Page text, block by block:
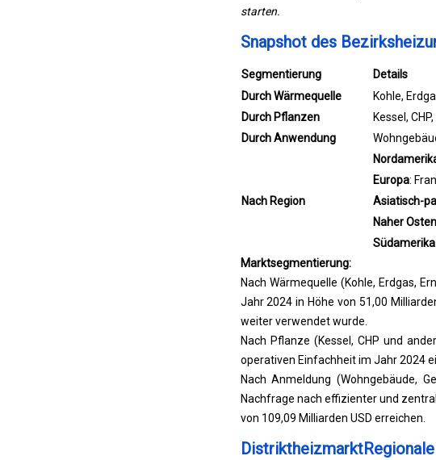
starten.
Snapshot des
Segmentierung
Details
Durch Wärmequelle
Kohle,
Durch Pflanzen
Kessel,
Durch Anwendung
Nach Region
Europa:
Asiatisch-
Naher
Südamerika
Marktsegmentierung:
Nach Wärmequelle (Kohle, Erdgas,
Jahr 2024 in Höhe von 51,00
weiter verwendet wurde.
Nach Pflanze (Kessel, CHP und
operativen Einfachheit im Jahr 2024
Nach Anmeldung (Wohngebäude,
Nachfrage nach effizienter und
von 109,09 Milliarden USD erreichen.